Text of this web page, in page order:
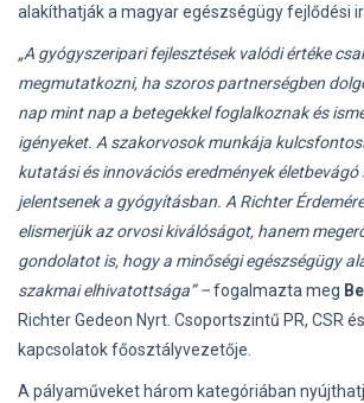
alakíthatják a magyar egészségügy fejlődési
„A gyógyszeripari fejlesztések valódi értéke
megmutatkozni, ha szoros partnerségben
nap mint nap a betegekkel foglalkoznak és
igényeket. A szakorvosok munkája
kutatási és innovációs eredmények életbevágó
jelentsenek a gyógyításban. A Richter
elismerjük az orvosi kiválóságot, hanem
gondolatot is, hogy a minőségi egészségügy
szakmai elhivatottsága” –fogalmazta meg
Richter Gedeon Nyrt. Csoportszintű PR, CSR
kapcsolatok főosztályvezetője.
A pályaműveket három kategóriában